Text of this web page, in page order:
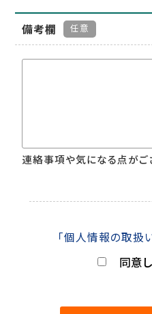
備考欄 任意
連絡事項や気になる点がご
「個人情報の取扱
同意